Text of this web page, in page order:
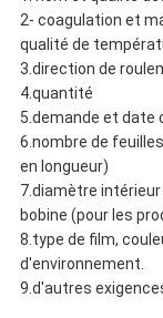
2- coagulation et
qualité de
3.direction de
4.quantité
5.demande et date
6.nombre de
en longueur)
7.diamètre
bobine (pour les
8.type de film,
d'environnement.
9.d'autres